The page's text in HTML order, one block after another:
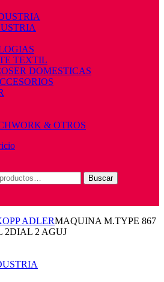
TEXTIL
DOMESTICAS
& OTROS
Buscar
ADLERMAQUINA M.TYPE 867
2DIAL 2 AGUJ